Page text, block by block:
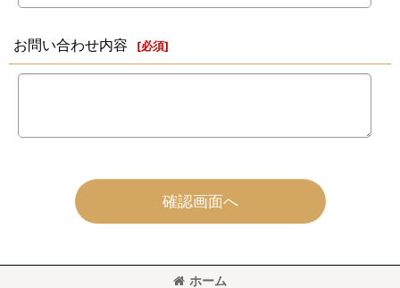
お問い合わせ内容 [必須]
確認画面へ
ホーム